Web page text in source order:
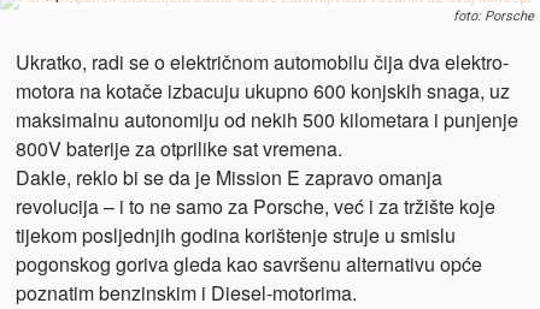
foto: Porsche
Ukratko, radi se o električnom automobilu čija dva elektro-
motora na kotače izbacuju ukupno 600 konjskih snaga, uz
maksimalnu autonomiju od nekih 500 kilometara i punjenje
800V baterije za otprilike sat vremena.
Dakle, reklo bi se da je Mission E zapravo omanja
revolucija – i to ne samo za Porsche, već i za tržište koje
tijekom posljednjih godina korištenje struje u smislu
pogonskog goriva gleda kao savršenu alternativu opće
poznatim benzinskim i Diesel-motorima.